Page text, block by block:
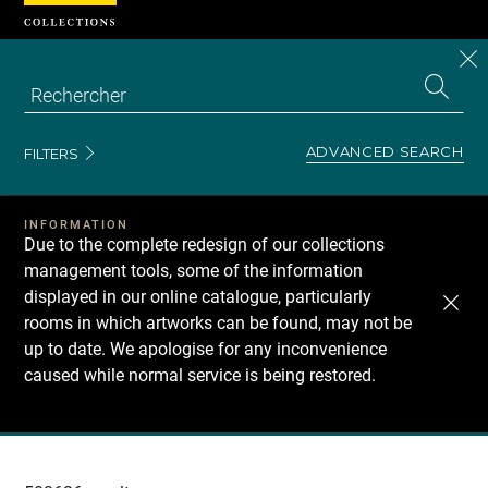
FILTERS ADVANCED SEARCH
INFORMATION
Due to the complete redesign of our collections
management tools, some of the information
displayed in our online catalogue, particularly
rooms in which artworks can be found, may not be
up to date. We apologise for any inconvenience
caused while normal service is being restored.
Recherche
Cookies management panel